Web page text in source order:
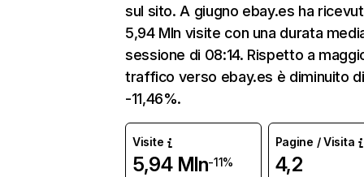
sul sito. A giugno ebay.es ha
5,94 Mln visite con una durata
sessione di 08:14. Rispetto a
traffico verso ebay.es è diminuito di
-11,46%.
Visite
5,94 Mln-11%
Pagine / Visita
4,2